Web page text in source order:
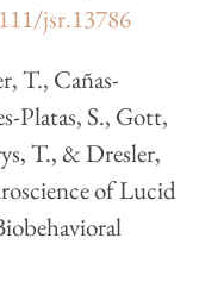
jsr.13786
T., Cañas-
Platas, S., Gott,
T., & Dresler,
of Lucid